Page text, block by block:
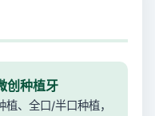
创种植牙
、全口/半口种植，